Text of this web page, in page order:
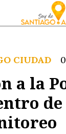
a la
CIUDAD